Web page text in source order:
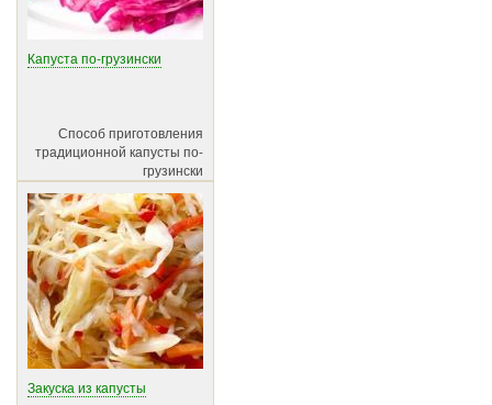
Капуста по-грузински
Способ приготовления
традиционной капусты по-
грузински
Закуска из капусты